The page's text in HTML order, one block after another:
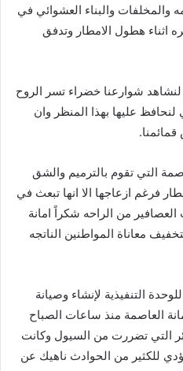
والمخلفات والبناء العشوائي في
اثناء هطول الامطار وتدفق
شوارعنا خضراء تسر الروح
لنحافظ عليها بهذا المنظر وان
التي تقوم بالترميم والشق
فرغم ازعاجها الا انها تبعث في
من الراحه شكراً امانة
معاناة المواطنين الناتجه
التنفيذية لإنشاء وصيانة
العاصمة منذ ساعات الصباح
التي تضررت من السيول وكانت
للكثير من الحوادث ناهيك عن